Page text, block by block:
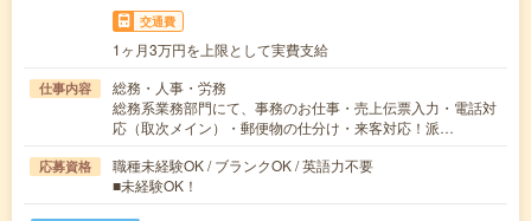
交通費
1ヶ月3万円を上限として実費支給
仕事内容
総務・人事・労務
総務系業務部門にて、事務のお仕事・売上伝票入力・電話対
応（取次メイン）・郵便物の仕分け・来客対応！派…
応募資格
職種未経験OK / ブランクOK / 英語力不要
■未経験OK！